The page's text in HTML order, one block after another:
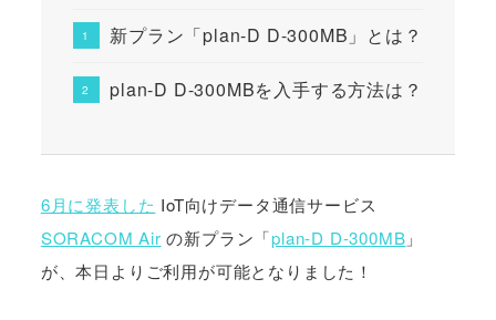
新プラン「plan-D D-300MB」とは？
plan-D D-300MBを入手する方法は？
6月に発表した IoT向けデータ通信サービス
SORACOM Air の新プラン「plan-D D-300MB 」
が、本日よりご利用が可能となりました！